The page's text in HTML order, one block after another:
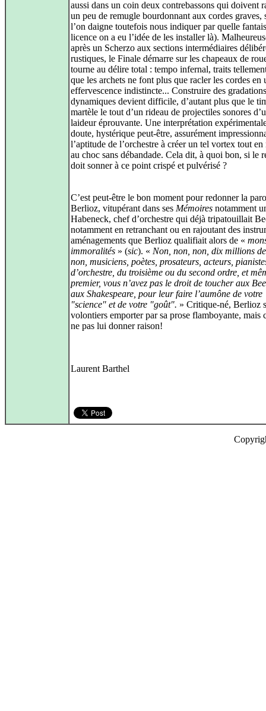
aussi dans un coin deux contrebassons qui doivent
un peu de remugle bourdonnant aux cordes graves,
l’on daigne toutefois nous indiquer par quelle
licence on a eu l’idée de les installer là).
après un Scherzo aux sections intermédiaires
rustiques, le Finale démarre sur les chapeaux de
tourne au délire total : tempo infernal, traits
que les archets ne font plus que racler les cordes en
effervescence indistincte... Construire des gradations
dynamiques devient difficile, d’autant plus que le
martèle le tout d’un rideau de projectiles sonores
laideur éprouvante. Une interprétation
doute, hystérique peut-être, assurément
l’aptitude de l’orchestre à créer un tel vortex tout en
au choc sans débandade. Cela dit, à quoi bon, si le
doit sonner à ce point crispé et pulvérisé ?
C’est peut-être le bon moment pour redonner la
Berlioz, vitupérant dans ses Mémoires notamment
Habeneck, chef d’orchestre qui déjà tripatouillait
notamment en retranchant ou en rajoutant des
aménagements que Berlioz qualifiait alors de «
immoralités » (sic). « Non, non, non, dix millions
non, musiciens, poètes, prosateurs, acteurs,
d’orchestre, du troisième ou du second ordre, et
premier, vous n’avez pas le droit de toucher aux
aux Shakespeare, pour leur faire l’aumône de votre
"science" et de votre "goût". » Critique-né, Berlioz
volontiers emporter par sa prose flamboyante, mais
ne pas lui donner raison!
Laurent Barthel